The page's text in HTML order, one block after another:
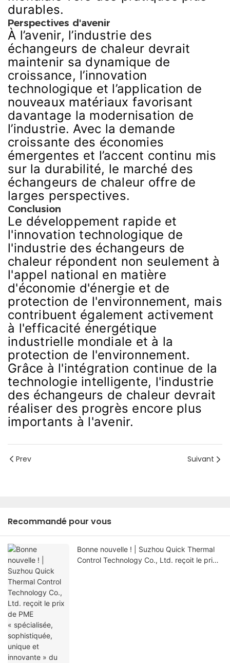
durables.
Perspectives d'avenir
À l’avenir, l’industrie des
échangeurs de chaleur devrait
maintenir sa dynamique de
croissance, l’innovation
technologique et l’application de
nouveaux matériaux favorisant
davantage la modernisation de
l’industrie. Avec la demande
croissante des économies
émergentes et l’accent continu mis
sur la durabilité, le marché des
échangeurs de chaleur offre de
larges perspectives.
Conclusion
Le développement rapide et
l'innovation technologique de
l'industrie des échangeurs de
chaleur répondent non seulement à
l'appel national en matière
d'économie d'énergie et de
protection de l'environnement, mais
contribuent également activement
à l'efficacité énergétique
industrielle mondiale et à la
protection de l'environnement.
Grâce à l'intégration continue de la
technologie intelligente, l'industrie
des échangeurs de chaleur devrait
réaliser des progrès encore plus
importants à l'avenir.
Prev Suivant
Recommandé pour vous
Bonne nouvelle ! | Suzhou Quick Thermal
Control Technology Co., Ltd. reçoit le prix